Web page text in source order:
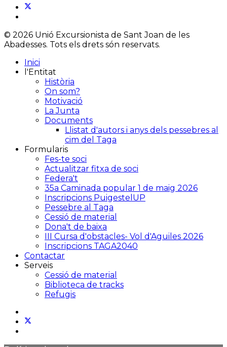
© 2026 Unió Excursionista de Sant Joan de les
Abadesses. Tots els drets són reservats.
Inici
l'Entitat
Història
On som?
Motivació
La Junta
Documents
Llistat d'autors i anys dels pessebres al
cim del Taga
Formularis
Fes-te soci
Actualitzar fitxa de soci
Federa't
35a Caminada popular 1 de maig 2026
Inscripcions PuigestelUP
Pessebre al Taga
Cessió de material
Dona't de baixa
III Cursa d'obstacles- Vol d'Aguiles 2026
Inscripcions TAGA2040
Contactar
Serveis
Cessió de material
Biblioteca de tracks
Refugis